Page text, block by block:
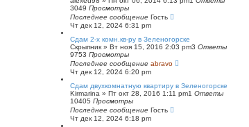
3049 Просмотры
Последнее сообщение Гость
Чт дек 12, 2024 6:31 pm
Сдам 2-х комн.кв-ру в Зеленогорске
Скрыпник » Вт ноя 15, 2016 2:03 pm3 Ответы
9753 Просмотры
Последнее сообщение abravo
Чт дек 12, 2024 6:20 pm
Сдам двухкомнатную квартиру в Зеленогорске
Kirmarina » Пт окт 28, 2016 1:11 pm1 Ответы
10405 Просмотры
Последнее сообщение Гость
Чт дек 12, 2024 6:18 pm